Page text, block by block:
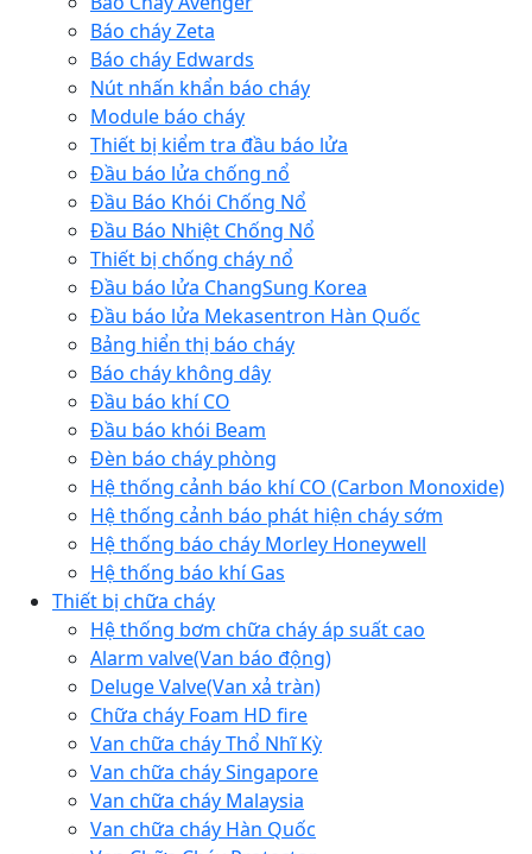
Báo cháy Zeta
Báo cháy Edwards
Nút nhấn khẩn báo cháy
Module báo cháy
Thiết bị kiểm tra đầu báo lửa
Đầu báo lửa chống nổ
Đầu Báo Khói Chống Nổ
Đầu Báo Nhiệt Chống Nổ
Thiết bị chống cháy nổ
Đầu báo lửa ChangSung Korea
Đầu báo lửa Mekasentron Hàn Quốc
Bảng hiển thị báo cháy
Báo cháy không dây
Đầu báo khí CO
Đầu báo khói Beam
Đèn báo cháy phòng
Hệ thống cảnh báo khí CO (Carbon Monoxide)
Hệ thống cảnh báo phát hiện cháy sớm
Hệ thống báo cháy Morley Honeywell
Hệ thống báo khí Gas
Thiết bị chữa cháy
Hệ thống bơm chữa cháy áp suất cao
Alarm valve(Van báo động)
Deluge Valve(Van xả tràn)
Chữa cháy Foam HD fire
Van chữa cháy Thổ Nhĩ Kỳ
Van chữa cháy Singapore
Van chữa cháy Malaysia
Van chữa cháy Hàn Quốc